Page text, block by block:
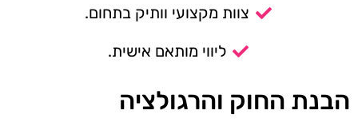
צוות מקצועי וותיק בתחום.
ליווי מותאם אישית.
הבנת החוק והרגולציה